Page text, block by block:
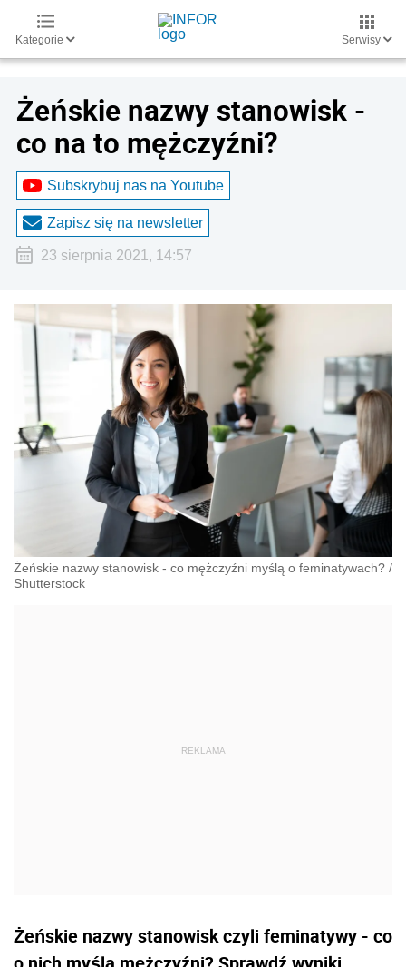
Kategorie Serwisy
Żeńskie nazwy stanowisk -
co na to mężczyźni?
Subskrybuj nas na Youtube
Zapisz się na newsletter
23 sierpnia 2021, 14:57
Żeńskie nazwy stanowisk - co mężczyźni myślą o feminatywach? /
Shutterstock
Żeńskie nazwy stanowisk czyli feminatywy - co